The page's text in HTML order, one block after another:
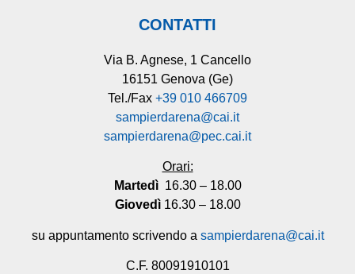
CONTATTI
Via B. Agnese, 1 Cancello
16151 Genova (Ge)
Tel./Fax +39 010 466709
sampierdarena@cai.it
sampierdarena@pec.cai.it
Orari:
Martedì 16.30 – 18.00
Giovedì16.30 – 18.00
su appuntamento scrivendo a sampierdarena@cai.it
C.F. 80091910101